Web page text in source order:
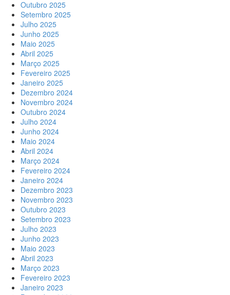
Outubro 2025
Setembro 2025
Julho 2025
Junho 2025
Maio 2025
Abril 2025
Março 2025
Fevereiro 2025
Janeiro 2025
Dezembro 2024
Novembro 2024
Outubro 2024
Julho 2024
Junho 2024
Maio 2024
Abril 2024
Março 2024
Fevereiro 2024
Janeiro 2024
Dezembro 2023
Novembro 2023
Outubro 2023
Setembro 2023
Julho 2023
Junho 2023
Maio 2023
Abril 2023
Março 2023
Fevereiro 2023
Janeiro 2023